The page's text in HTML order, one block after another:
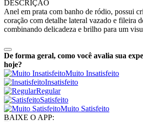
DESCRIÇÃO
Anel em prata com banho de ródio, possui
coração com detalhe lateral vazado e fileira
combinando delicadeza e brilho para um
De forma geral, como você avalia sua
hoje?
Muito Insatisfeito
Insatisfeito
Regular
Satisfeito
Muito Satisfeito
BAIXE O APP: